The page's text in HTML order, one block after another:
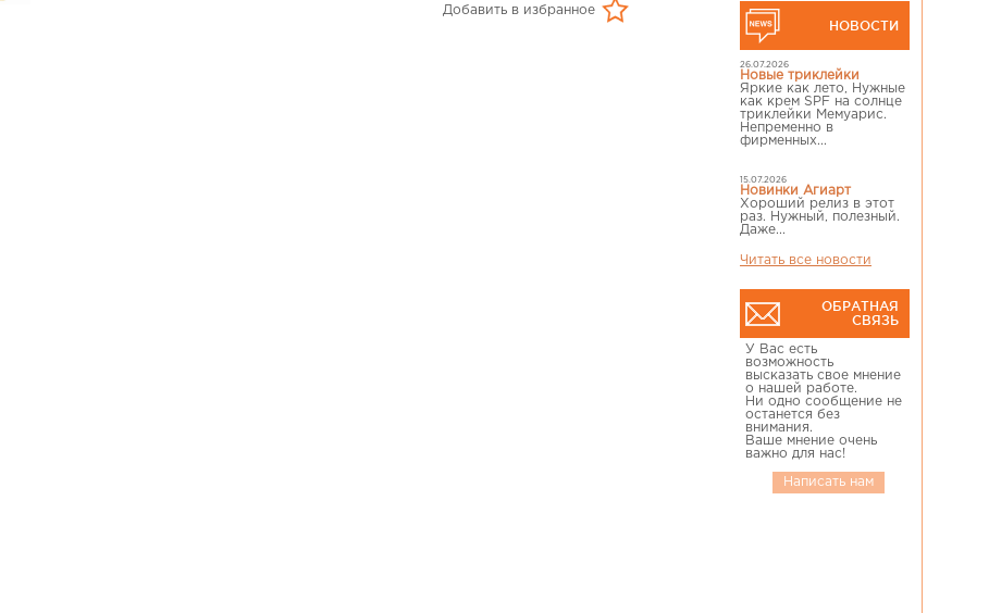
НОВОСТИ
26.07.2026
Новые триклейки
Яркие как лето, Нужные
как крем SPF на солнце
триклейки Мемуарис.
Непременно в
фирменных...
15.07.2026
Новинки Агиарт
Хороший релиз в этот
раз. Нужный, полезный.
Даже...
Читать все новости
ОБРАТНАЯ
СВЯЗЬ
У Вас есть
возможность
высказать свое мнение
о нашей работе.
Ни одно сообщение не
останется без
внимания.
Ваше мнение очень
важно для нас!
Написать нам
Добавить в избранное